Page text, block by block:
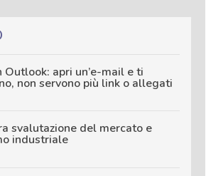
Outlook: apri un’e-mail e ti
non servono più link o allegati
svalutazione del mercato e
industriale